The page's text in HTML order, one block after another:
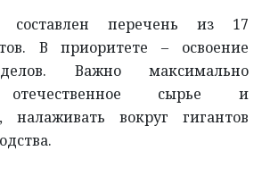
составлен перечень из 17
В приоритете – освоение
Важно максимально
отечественное сырье и
налаживать вокруг гигантов